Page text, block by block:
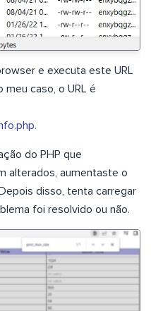
e executa este URL
meu caso, o URL é
do PHP que
alterados, aumentaste o
disso, tenta carregar
foi resolvido ou não.